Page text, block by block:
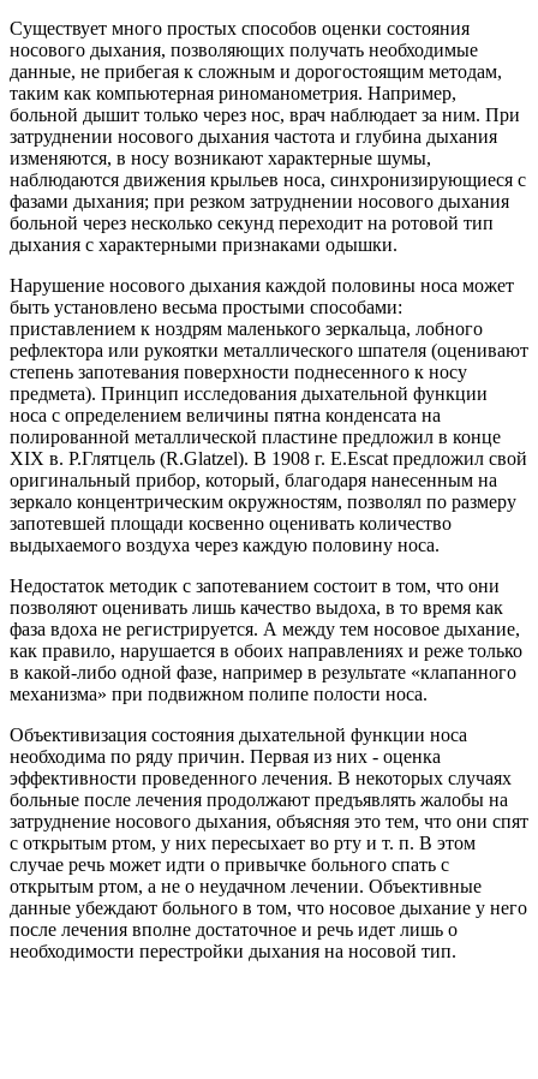
Существует много простых способов оценки состояния
носового дыхания, позволяющих получать необходимые
данные, не прибегая к сложным и дорогостоящим методам,
таким как компьютерная риноманометрия. Например,
больной дышит только через нос, врач наблюдает за ним. При
затруднении носового дыхания частота и глубина дыхания
изменяются, в носу возникают характерные шумы,
наблюдаются движения крыльев носа, синхронизирующиеся с
фазами дыхания; при резком затруднении носового дыхания
больной через несколько секунд переходит на ротовой тип
дыхания с характерными признаками одышки.
Нарушение носового дыхания каждой половины носа может
быть установлено весьма простыми способами:
приставлением к ноздрям маленького зеркальца, лобного
рефлектора или рукоятки металлического шпателя (оценивают
степень запотевания поверхности поднесенного к носу
предмета). Принцип исследования дыхательной функции
носа с определением величины пятна конденсата на
полированной металлической пластине предложил в конце
XIX в. Р.Глятцель (R.Glatzel). В 1908 г. E.Escat предложил свой
оригинальный прибор, который, благодаря нанесенным на
зеркало концентрическим окружностям, позволял по размеру
запотевшей площади косвенно оценивать количество
выдыхаемого воздуха через каждую половину носа.
Недостаток методик с запотеванием состоит в том, что они
позволяют оценивать лишь качество выдоха, в то время как
фаза вдоха не регистрируется. А между тем носовое дыхание,
как правило, нарушается в обоих направлениях и реже только
в какой-либо одной фазе, например в результате «клапанного
механизма» при подвижном полипе полости носа.
Объективизация состояния дыхательной функции носа
необходима по ряду причин. Первая из них - оценка
эффективности проведенного лечения. В некоторых случаях
больные после лечения продолжают предъявлять жалобы на
затруднение носового дыхания, объясняя это тем, что они спят
с открытым ртом, у них пересыхает во рту и т. п. В этом
случае речь может идти о привычке больного спать с
открытым ртом, а не о неудачном лечении. Объективные
данные убеждают больного в том, что носовое дыхание у него
после лечения вполне достаточное и речь идет лишь о
необходимости перестройки дыхания на носовой тип.